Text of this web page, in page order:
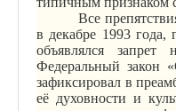
Все
в декабре 1993 года,
объявлялся запрет
Федеральный закон
зафиксировал в
её духовности и